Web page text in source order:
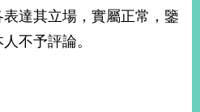
達其立場，實屬正常，鑒
不予評論。